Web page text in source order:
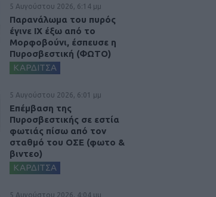
5 Αυγούστου 2026, 6:14 μμ
Παρανάλωμα του πυρός
έγινε ΙΧ έξω από το
Μορφοβούνι, έσπευσε η
Πυροσβεστική (ΦΩΤΟ)
ΚΑΡΔΙΤΣΑ
5 Αυγούστου 2026, 6:01 μμ
Επέμβαση της
Πυροσβεστικής σε εστία
φωτιάς πίσω από τον
σταθμό του ΟΣΕ (φωτο &
βιντεο)
ΚΑΡΔΙΤΣΑ
5 Αυγούστου 2026, 4:04 μμ